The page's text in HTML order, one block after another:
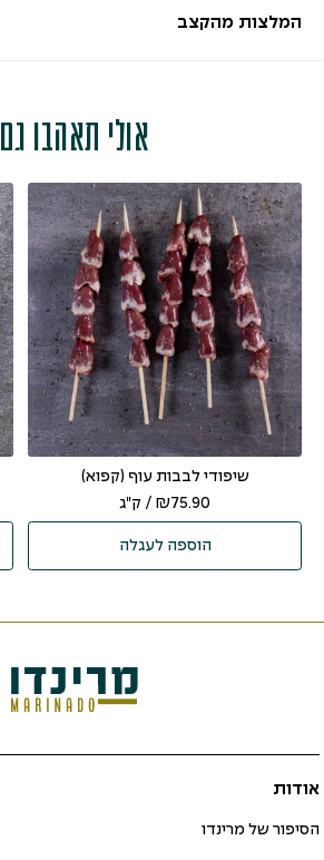
המלצות מהקצב
אולי תאהבו גם
שיפודי לבבות עוף (קפוא)
₪75.90 / ק"ג
הוספה לעגלה
אודות
הסיפור של מרינדו